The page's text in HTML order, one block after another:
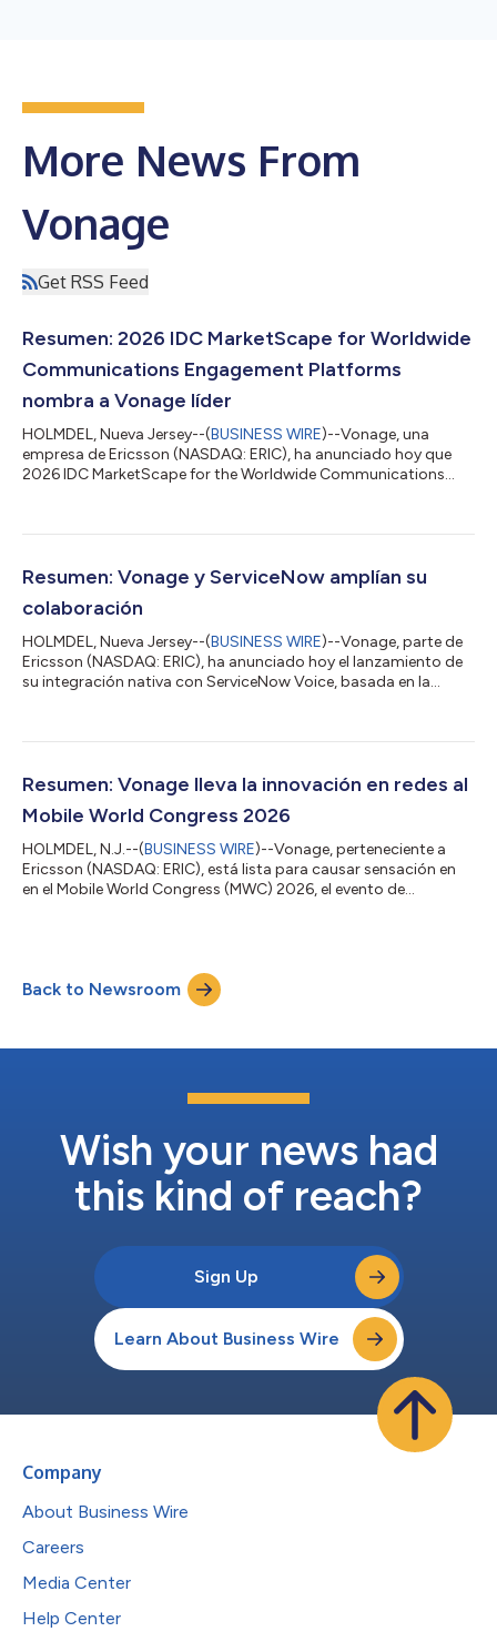
More News From
Vonage
Get RSS Feed
Resumen: 2026 IDC MarketScape for Worldwide
Communications Engagement Platforms
nombra a Vonage líder
HOLMDEL, Nueva Jersey--(BUSINESS WIRE)--Vonage, una
empresa de Ericsson (NASDAQ: ERIC), ha anunciado hoy que
2026 IDC MarketScape for the Worldwide Communications
naturaleza integral de su plataforma de comunicaciones, que
empleados a escala internacional. El IDC MarketScape:
Worldwide Communications Engageme...
Resumen: Vonage y ServiceNow amplían su
colaboración
HOLMDEL, Nueva Jersey--(BUSINESS WIRE)--Vonage, parte de
Ericsson (NASDAQ: ERIC), ha anunciado hoy el lanzamiento de
su integración nativa con ServiceNow Voice, basada en la
los flujos de trabajo de gestión del servicio al cliente (CSM) y de
clientes de Vonage Contact Center (VCC). Vonage ofrece un
entorno de servicio...
Resumen: Vonage lleva la innovación en redes al
Mobile World Congress 2026
HOLMDEL, N.J.--(BUSINESS WIRE)--Vonage, perteneciente a
Ericsson (NASDAQ: ERIC), está lista para causar sensación en
en el Mobile World Congress (MWC) 2026, el evento de
intelectual y colaboraciones con el ecosistema, en las que la
empresa mostrará cómo lidera la transformación de las redes
móviles hacia la plataforma empresaria...
Back to Newsroom
Wish your news had
this kind of reach?
Sign Up
Learn About Business Wire
Company
About Business Wire
Careers
Media Center
Help Center